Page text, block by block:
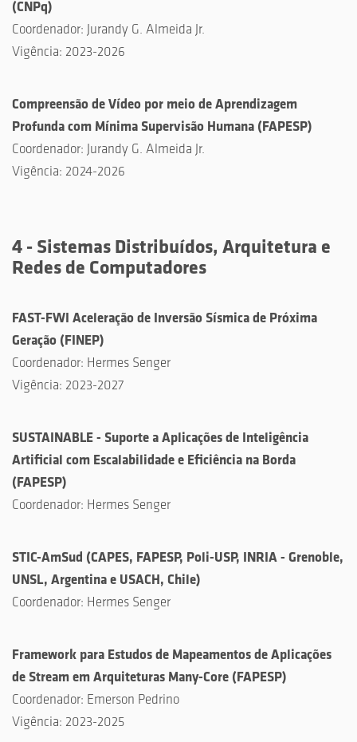
(CNPq)
Coordenador: Jurandy G. Almeida Jr.
Vigência: 2023-2026
Compreensão de Vídeo por meio de Aprendizagem
Profunda com Mínima Supervisão Humana ( FAPESP)
Coordenador: Jurandy G. Almeida Jr.
Vigência: 2024-2026
4 - Sistemas Distribuídos, Arquitetura e
Redes de Computadores
FAST-FWI Aceleração de Inversão Sísmica de Próxima
Geração ( FINEP)
Coordenador: Hermes Senger
Vigência: 2023-2027
SUSTAINABLE - Suporte a Aplicações de Inteligência
Artificial com Escalabilidade e Eficiência na Borda
( FAPESP)
Coordenador: Hermes Senger
STIC-AmSud (CAPES, FAPESP, Poli-USP, INRIA - Grenoble,
UNSL, Argentina e USACH, Chile)
Coordenador: Hermes Senger
Framework para Estudos de Mapeamentos de Aplicações
de Stream em Arquiteturas Many-Core ( FAPESP)
Coordenador: Emerson Pedrino
Vigência: 2023-2025